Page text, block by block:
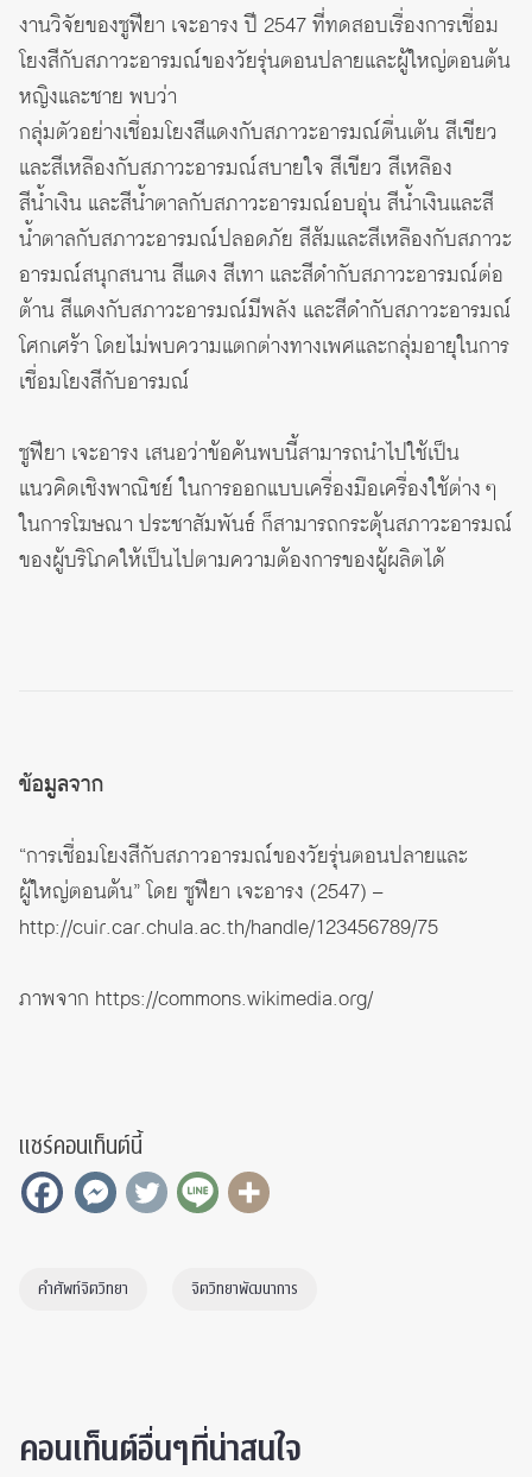
งานวิจัยของซูฟียา เจะอารง ปี 2547 ที่ทดสอบเรื่องการเชื่อม
โยงสีกับสภาวะอารมณ์ของวัยรุ่นตอนปลายและผู้ใหญ่ตอนต้น
หญิงและชาย พบว่า
กลุ่มตัวอย่างเชื่อมโยงสีแดงกับสภาวะอารมณ์ตื่นเต้น สีเขียว
และสีเหลืองกับสภาวะอารมณ์สบายใจ สีเขียว สีเหลือง
สีน้ำเงิน และสีน้ำตาลกับสภาวะอารมณ์อบอุ่น สีน้ำเงินและสี
น้ำตาลกับสภาวะอารมณ์ปลอดภัย สีส้มและสีเหลืองกับสภาวะ
อารมณ์สนุกสนาน สีแดง สีเทา และสีดำกับสภาวะอารมณ์ต่อ
ต้าน สีแดงกับสภาวะอารมณ์มีพลัง และสีดำกับสภาวะอารมณ์
โศกเศร้า โดยไม่พบความแตกต่างทางเพศและกลุ่มอายุในการ
เชื่อมโยงสีกับอารมณ์
ซูฟียา เจะอารง เสนอว่าข้อค้นพบนี้สามารถนำไปใช้เป็น
แนวคิดเชิงพาณิชย์ ในการออกแบบเครื่องมือเครื่องใช้ต่าง ๆ
ในการโฆษณา ประชาสัมพันธ์ ก็สามารถกระตุ้นสภาวะอารมณ์
ของผู้บริโภคให้เป็นไปตามความต้องการของผู้ผลิตได้
ข้อมูลจาก
“การเชื่อมโยงสีกับสภาวอารมณ์ของวัยรุ่นตอนปลายและ
ผู้ใหญ่ตอนต้น” โดย ซูฟียา เจะอารง (2547) –
http://cuir.car.chula.ac.th/handle/123456789/75
ภาพจาก https://commons.wikimedia.org/
แชร์คอนเท็นต์นี้
คำศัพท์จิตวิทยา จิตวิทยาพัฒนาการ
คอนเท็นต์อื่นๆที่น่าสนใจ